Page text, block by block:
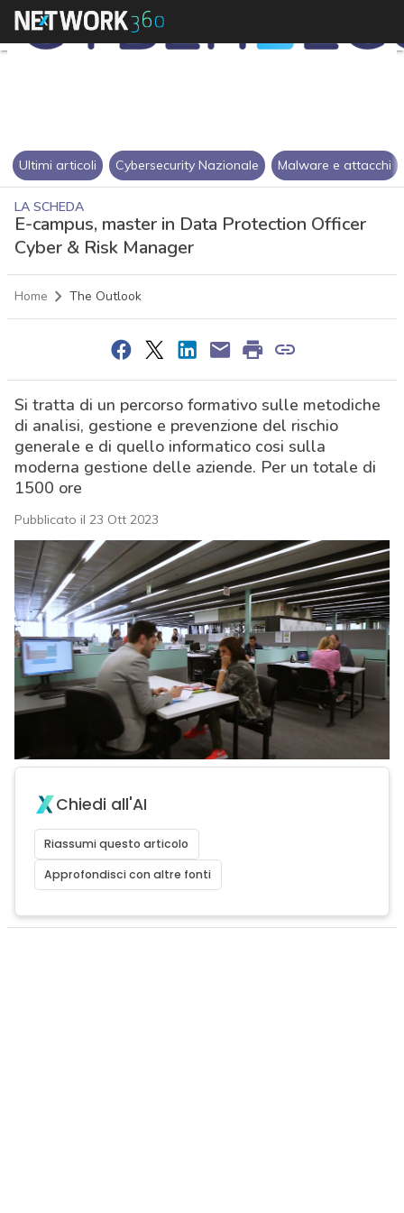
Ultimi articoli Cybersecurity Nazionale Malware e attacchi
LA SCHEDA
E-campus, master in Data Protection Officer
Cyber & Risk Manager
Home The Outlook
Si tratta di un percorso formativo sulle metodiche
di analisi, gestione e prevenzione del rischio
generale e di quello informatico cosi sulla
moderna gestione delle aziende. Per un totale di
1500 ore
Pubblicato il 23 Ott 2023
Chiedi all'AI
Riassumi questo articolo
Approfondisci con altre fonti